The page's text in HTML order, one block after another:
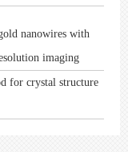
nanowires with
imaging
for crystal structure